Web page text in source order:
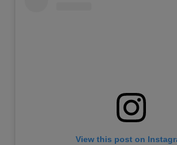
View this post on